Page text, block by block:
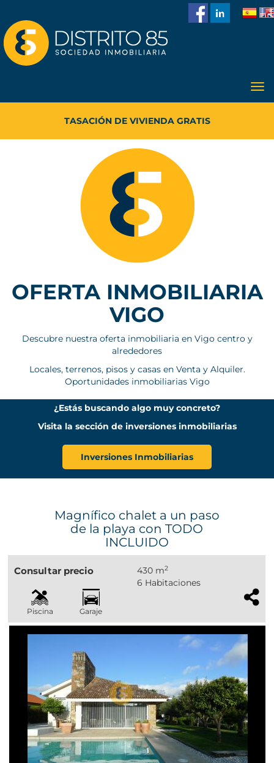
986
228
TASACIÓN DE VIVIENDA GRATIS
OFERTA INMOBILIARIA
VIGO
Descubre nuestra oferta inmobiliaria en Vigo centro y
alrededores
Locales, terrenos, pisos y casas en Venta y Alquiler.
Oportunidades inmobiliarias Vigo
¿Estás buscando algo muy concreto?
Visita la sección de inversiones inmobiliarias
Inversiones Inmobiliarias
Magnífico chalet a un paso
de la playa con TODO
INCLUIDO
Consultar precio 430 m2
6 Habitaciones
Piscina Garaje